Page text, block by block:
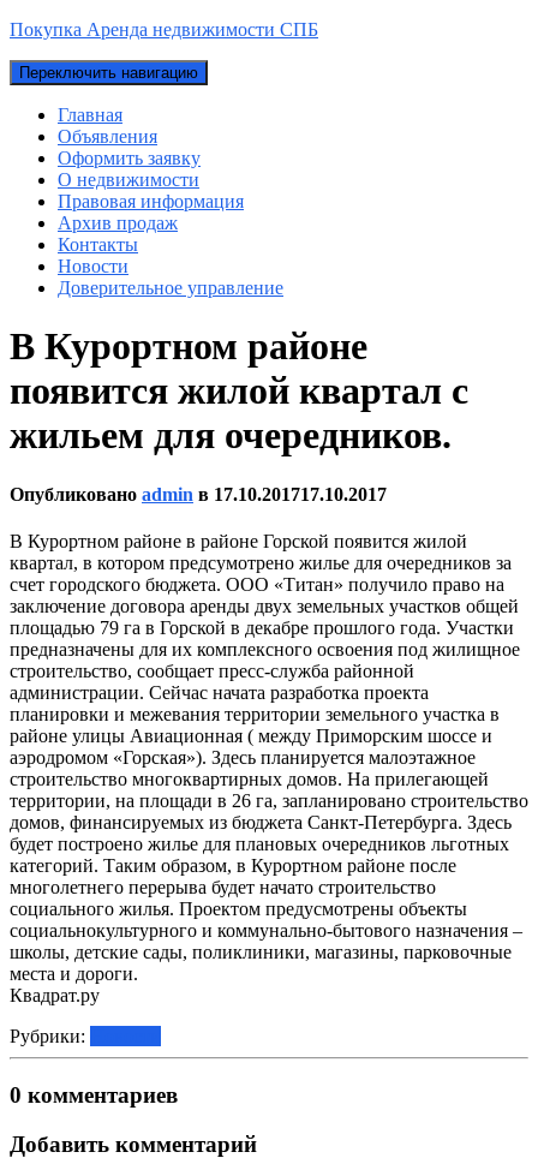
Покупка Аренда недвижимости СПБ
Переключить навигацию
Главная
Объявления
Оформить заявку
О недвижимости
Правовая информация
Архив продаж
Контакты
Новости
Доверительное управление
В Курортном районе
появится жилой квартал с
жильем для очередников.
Опубликовано admin в 17.10.201717.10.2017
В Курортном районе в районе Горской появится жилой
квартал, в котором предсумотрено жилье для очередников за
счет городского бюджета. ООО «Титан» получило право на
заключение договора аренды двух земельных участков общей
площадью 79 га в Горской в декабре прошлого года. Участки
предназначены для их комплексного освоения под жилищное
строительство, сообщает пресс-служба районной
администрации. Сейчас начата разработка проекта
планировки и межевания территории земельного участка в
районе улицы Авиационная ( между Приморским шоссе и
аэродромом «Горская»). Здесь планируется малоэтажное
строительство многоквартирных домов. На прилегающей
территории, на площади в 26 га, запланировано строительство
домов, финансируемых из бюджета Санкт-Петербурга. Здесь
будет построено жилье для плановых очередников льготных
категорий. Таким образом, в Курортном районе после
многолетнего перерыва будет начато строительство
социального жилья. Проектом предусмотрены объекты
социальнокультурного и коммунально-бытового назначения –
школы, детские сады, поликлиники, магазины, парковочные
места и дороги.
Квадрат.ру
Рубрики:
0 комментариев
Добавить комментарий